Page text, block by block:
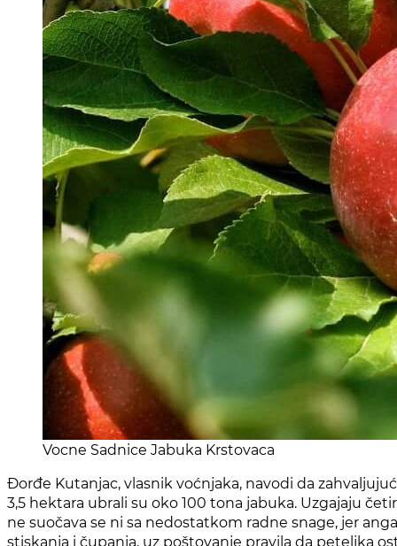
Vocne Sadnice Jabuka Krstovaca
Đorđe Kutanjac, vlasnik voćnjaka, navodi da
3,5 hektara ubrali su oko 100 tona jabuka. Uzgajaju
ne suočava se ni sa nedostatkom radne snage, jer
stiskanja i čupanja, uz poštovanje pravila da peteljka